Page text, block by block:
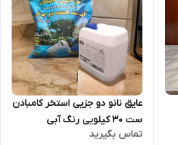
عایق نانو دو جزیی استخر کامبادن
ست 30 کیلویی رنگ آبی
تماس بگیرید